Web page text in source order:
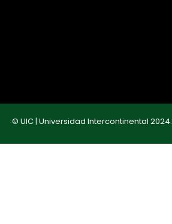
© UIC | Universidad Intercontinental 2024.